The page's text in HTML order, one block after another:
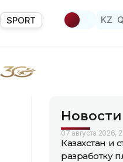
SPORT KZ
07 августа 2026,
Казахстан и
разработку